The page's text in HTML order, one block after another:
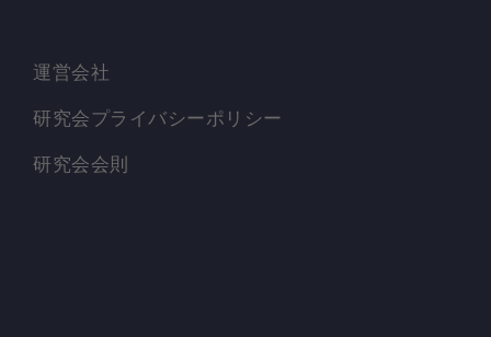
運営会社
研究会プライバシーポリシー
研究会会則